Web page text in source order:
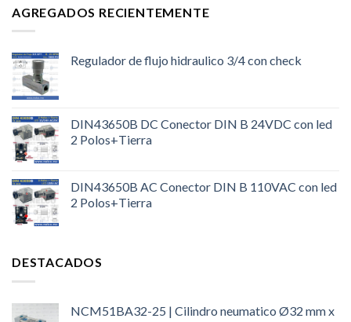
AGREGADOS RECIENTEMENTE
Regulador de flujo hidraulico 3/4 con check
DIN43650B DC Conector DIN B 24VDC con led
2 Polos+Tierra
DIN43650B AC Conector DIN B 110VAC con led
2 Polos+Tierra
DESTACADOS
NCM51BA32-25 | Cilindro neumatico Ø32 mm x